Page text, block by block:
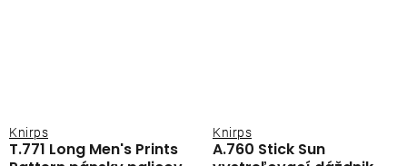
T.771 Long Men's Prints
Knirps
A.760 Stick Sun
Knirps